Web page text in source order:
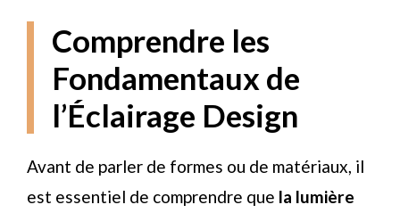
Comprendre les
Fondamentaux de
l’Éclairage Design
Avant de parler de formes ou de matériaux, il
est essentiel de comprendre que la lumière